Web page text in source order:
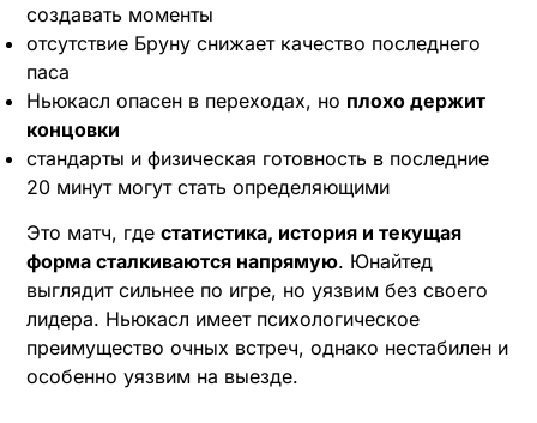
создавать моменты
отсутствие Бруну снижает качество последнего
паса
Ньюкасл опасен в переходах, но плохо держит
концовки
стандарты и физическая готовность в последние
20 минут могут стать определяющими
Это матч, где статистика, история и текущая
форма сталкиваются напрямую. Юнайтед
выглядит сильнее по игре, но уязвим без своего
лидера. Ньюкасл имеет психологическое
преимущество очных встреч, однако нестабилен и
особенно уязвим на выезде.